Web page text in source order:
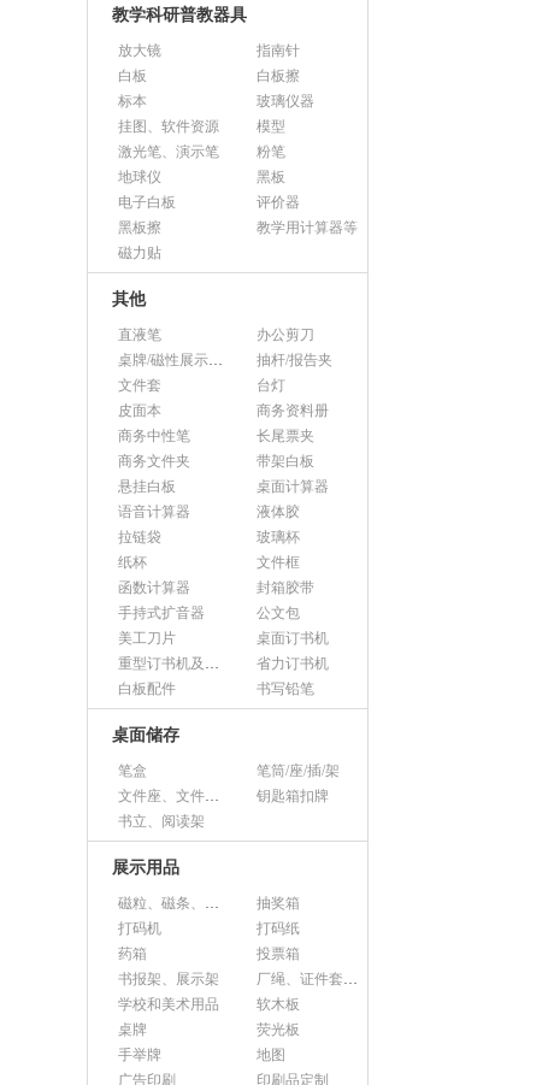
教学科研普教器具
放大镜
指南针
白板
白板擦
标本
玻璃仪器
挂图、软件资源
模型
激光笔、演示笔
粉笔
地球仪
黑板
电子白板
评价器
黑板擦
教学用计算器等
磁力贴
其他
直液笔
办公剪刀
桌牌/磁性展示帖/证件框
抽杆/报告夹
文件套
台灯
皮面本
商务资料册
商务中性笔
长尾票夹
商务文件夹
带架白板
悬挂白板
桌面计算器
语音计算器
液体胶
拉链袋
玻璃杯
纸杯
文件框
函数计算器
封箱胶带
手持式扩音器
公文包
美工刀片
桌面订书机
重型订书机及其它
省力订书机
白板配件
书写铅笔
桌面储存
笔盒
笔筒/座/插/架
文件座、文件架、文件框
钥匙箱扣牌
书立、阅读架
展示用品
磁粒、磁条、磁片
抽奖箱
打码机
打码纸
药箱
投票箱
书报架、展示架
厂绳、证件套、卡套
学校和美术用品
软木板
桌牌
荧光板
手举牌
地图
广告印刷
印刷品定制